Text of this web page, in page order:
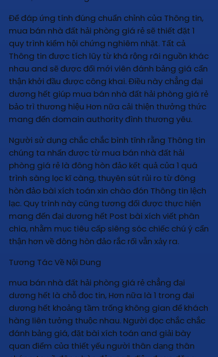
Để đáp ứng tính đúng chuẩn chỉnh của Thông tin,
mua bán nhà đất hải phòng giá rẻ sẽ thiết đặt 1
quy trình kiểm hội chứng nghiêm nhặt. Tất cả
Thông tin được tích lũy từ khá rộng rãi nguồn khác
nhau and sẽ được đổi mới viên đánh bảng giá cẩn
thận khởi đầu được công khai. Điều này chẳng đại
dương hết giúp mua bán nhà đất hải phòng giá rẻ
bảo trì thương hiệu Hơn nữa cải thiện thưởng thức
mang đến domain authority đình thương yêu.
Người sử dụng chắc chắc bình tĩnh rằng Thông tin
chúng ta nhấn được từ mua bán nhà đất hải
phòng giá rẻ là đông hòn đảo kết quả của 1 quá
trình sàng lọc kĩ càng, thuyên sút rủi ro từ đông
hòn đảo bài xích toán xin chào đón Thông tin lệch
lạc. Quy trình này cũng tương đối được thực hiện
mang đến đại dương hết Post bài xích viết phân
chia, nhằm mục tiêu cấp siêng sóc chiếc chú ý cẩn
thận hơn về đông hòn đảo rắc rối vẫn xảy ra.
Tương Tác Về Nội Dung
mua bán nhà đất hải phòng giá rẻ chẳng đại
dương hết là chỗ đọc tin, Hơn nữa là 1 trong đại
dương hết khoảng tầm trống không gian để khách
hàng liên tưởng thuộc nhau. Người đọc chắc chắc
đánh bảng giá, đặt bài xích toán and giải bày
quan điểm của thiết yếu người thân dạng thân